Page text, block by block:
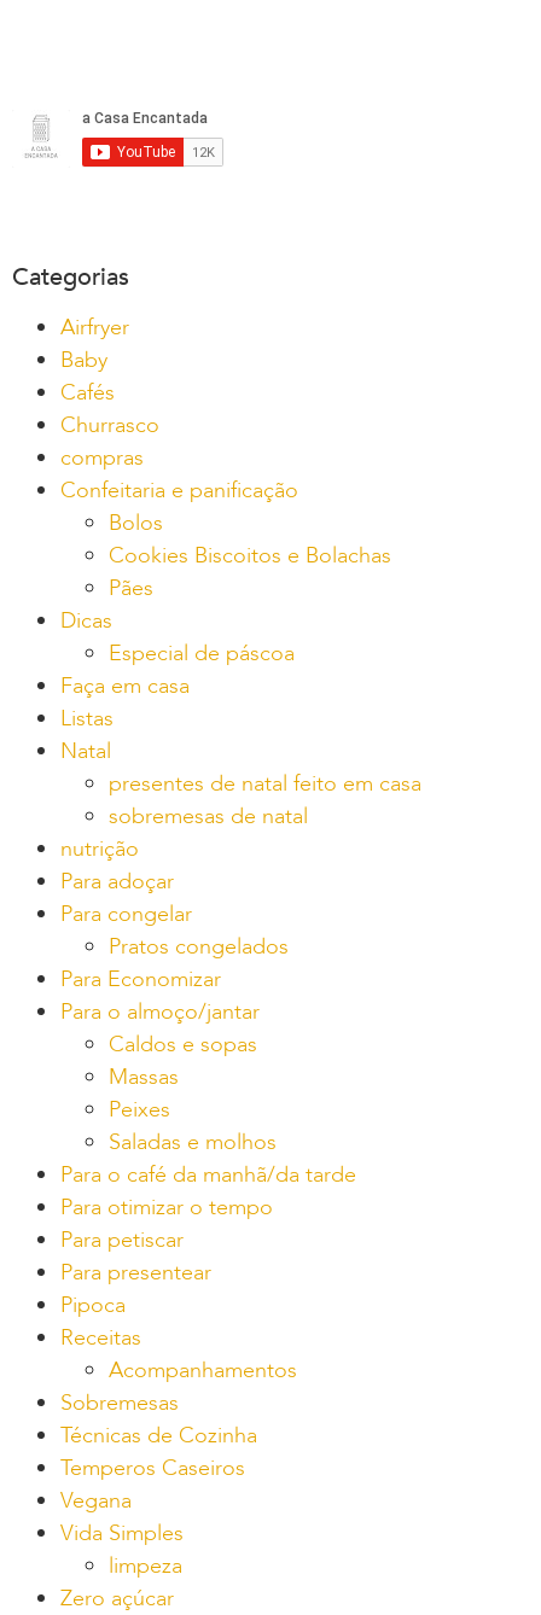
Categorias
Airfryer
Baby
Cafés
Churrasco
compras
Confeitaria e panificação
Bolos
Cookies Biscoitos e Bolachas
Pães
Dicas
Especial de páscoa
Faça em casa
Listas
Natal
presentes de natal feito em casa
sobremesas de natal
nutrição
Para adoçar
Para congelar
Pratos congelados
Para Economizar
Para o almoço/jantar
Caldos e sopas
Massas
Peixes
Saladas e molhos
Para o café da manhã/da tarde
Para otimizar o tempo
Para petiscar
Para presentear
Pipoca
Receitas
Acompanhamentos
Sobremesas
Técnicas de Cozinha
Temperos Caseiros
Vegana
Vida Simples
limpeza
Zero açúcar